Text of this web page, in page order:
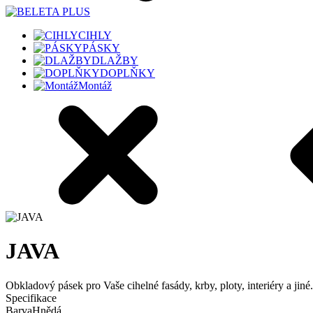
CIHLY
PÁSKY
DLAŽBY
DOPLŇKY
Montáž
JAVA
Obkladový pásek pro Vaše cihelné fasády, krby, ploty, interiéry a jiné.
Specifikace
BarvaHnědá